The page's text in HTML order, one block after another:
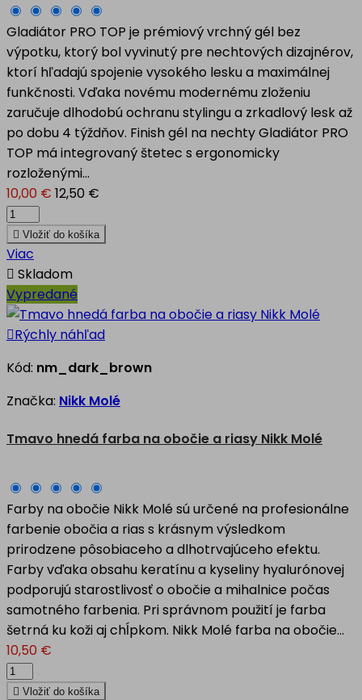
Gladiátor PRO TOP je prémiový vrchný gél bez
výpotku, ktorý bol vyvinutý pre nechtových dizajnérov,
ktorí hľadajú spojenie vysokého lesku a maximálnej
funkčnosti. Vďaka novému modernému zloženiu
zaručuje dlhodobú ochranu stylingu a zrkadlový lesk až
po dobu 4 týždňov. Finish gél na nechty Gladiátor PRO
TOP má integrovaný štetec s ergonomicky
rozloženými...
10,00 € 12,50 €
 Vložiť do košíka
Viac
 Skladom
Vypredané
Rýchly náhľad
Kód: nm_dark_brown
Značka: Nikk Molé
Tmavo hnedá farba na obočie a riasy Nikk Molé
Farby na obočie Nikk Molé sú určené na profesionálne
farbenie obočia a rias s krásnym výsledkom
prirodzene pôsobiaceho a dlhotrvajúceho efektu.
Farby vďaka obsahu keratínu a kyseliny hyalurónovej
podporujú starostlivosť o obočie a mihalnice počas
samotného farbenia. Pri správnom použití je farba
šetrná ku koži aj chĺpkom. Nikk Molé farba na obočie...
10,50 €
 Vložiť do košíka